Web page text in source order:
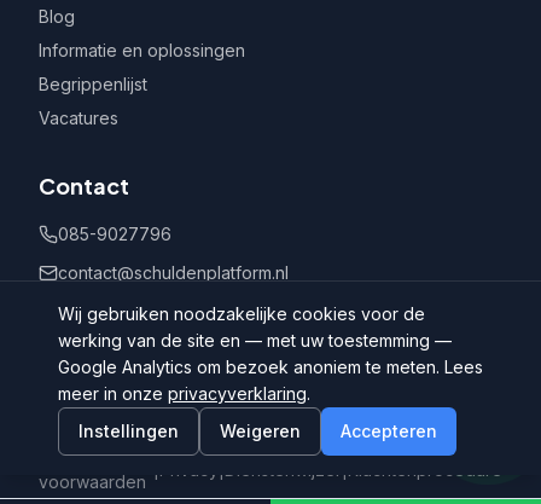
Blog
Informatie en oplossingen
Begrippenlijst
Vacatures
Contact
085-9027796
contact@schuldenplatform.nl
Postbus 802, 7400 AV Deventer
©
Schuldenplatform.nl
Algemene
voorwaarden
Wij gebruiken noodzakelijke cookies voor de
werking van de site en — met uw toestemming —
Google Analytics om bezoek anoniem te meten. Lees
meer in onze privacyverklaring.
Instellingen
Weigeren Accepteren